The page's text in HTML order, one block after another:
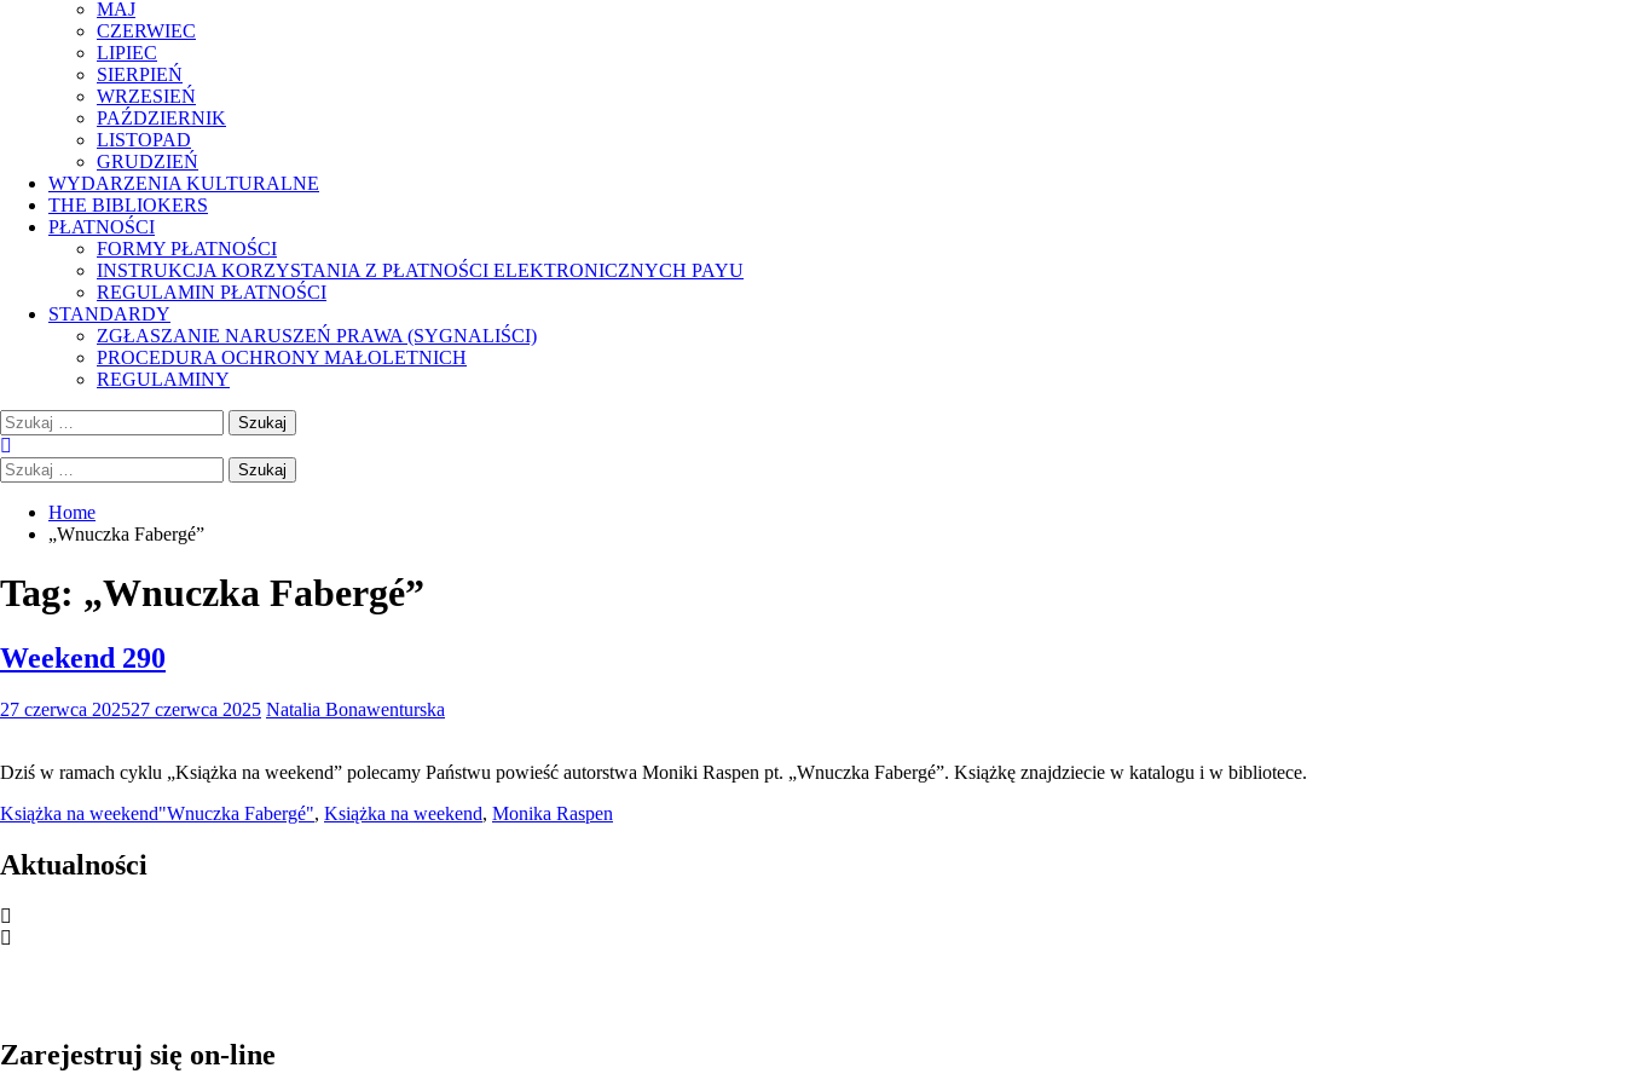
MAJ
CZERWIEC
LIPIEC
SIERPIEŃ
WRZESIEŃ
PAŹDZIERNIK
LISTOPAD
GRUDZIEŃ
WYDARZENIA KULTURALNE
THE BIBLIOKERS
PŁATNOŚCI
FORMY PŁATNOŚCI
INSTRUKCJA KORZYSTANIA Z PŁATNOŚCI ELEKTRONICZNYCH PAYU
REGULAMIN PŁATNOŚCI
STANDARDY
ZGŁASZANIE NARUSZEŃ PRAWA (SYGNALIŚCI)
PROCEDURA OCHRONY MAŁOLETNICH
REGULAMINY
Szukaj:
Szukaj:
Home
„Wnuczka Fabergé”
Tag: „Wnuczka Fabergé”
Weekend 290
27 czerwca 202527 czerwca 2025 Natalia Bonawenturska
Dziś w ramach cyklu „Książka na weekend” polecamy Państwu powieść autorstwa Moniki Raspen pt. „Wnuczka Fabergé”. Książkę znajdziecie w katalogu i w bibliotece.
Książka na weekend"Wnuczka Fabergé", Książka na weekend, Monika Raspen
Aktualności
Zarejestruj się on-line